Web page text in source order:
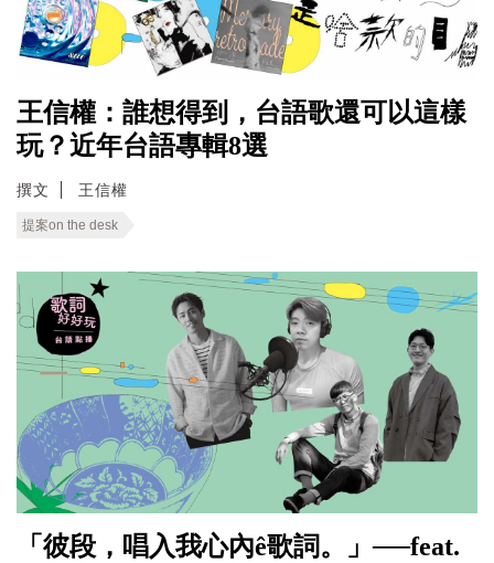
王信權：誰想得到，台語歌還可以這樣
玩？近年台語專輯8選
撰文 王信權
提案on the desk
「彼段，唱入我心內ê歌詞。」──feat.